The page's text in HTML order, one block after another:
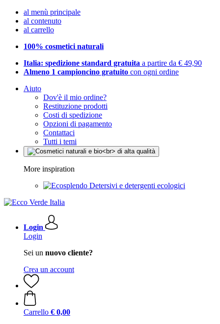
al menù principale
al contenuto
al carrello
100% cosmetici naturali
Italia: spedizione standard gratuita a partire da € 49,90
Almeno 1 campioncino gratuito con ogni ordine
Aiuto
Dov'è il mio ordine?
Restituzione prodotti
Costi di spedizione
Opzioni di pagamento
Contattaci
Tutti i temi
More inspiration
Detersivi e detergenti ecologici
Login
Login
Sei un nuovo cliente?
Crea un account
Carrello € 0,00